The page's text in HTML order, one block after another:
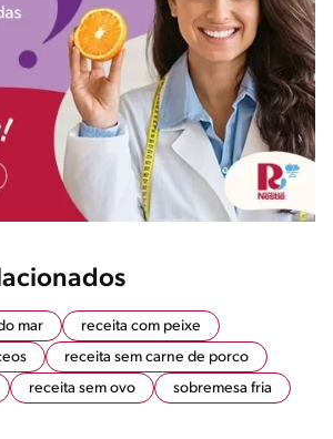
mar
receita com peixe
receita sem carne de porco
receita sem ovo
sobremesa fria